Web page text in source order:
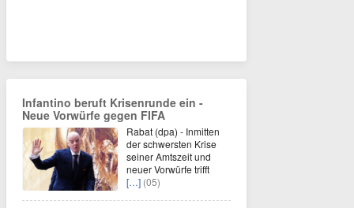
Infantino beruft Krisenrunde ein -
Neue Vorwürfe gegen FIFA
Rabat (dpa) - Inmitten
der schwersten Krise
seiner Amtszeit und
neuer Vorwürfe trifft
[…] (05)